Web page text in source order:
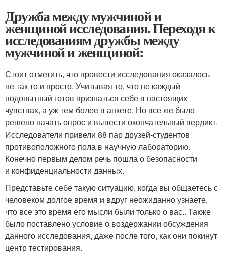
Дружба между мужчиной и
женщиной исследования. Переходя к
исследованиям дружбы между
мужчиной и женщиной:
Стоит отметить, что провести исследования оказалось
не так то и просто. Учитывая то, что не каждый
подопытный готов признаться себе в настоящих
чувствах, а уж тем более в анкете. Но все же было
решено начать опрос и вывести окончательный вердикт.
Исследователи привели 88 пар друзей-студентов
противоположного пола в научную лабораторию.
Конечно первым делом речь пошла о безопасности
и конфиденциальности данных.
Представьте себе такую ситуацию, когда вы общаетесь с
человеком долгое время и вдруг неожиданно узнаете,
что все это время его мысли были только о вас.. Также
было поставлено условие о воздержании обсуждения
данного исследования, даже после того, как они покинут
центр тестирования.